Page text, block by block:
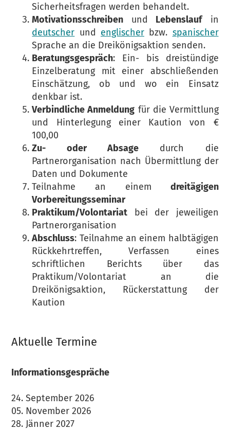
Sicherheitsfragen werden behandelt.
Motivationsschreiben und Lebenslaufin
deutscher und englischer bzw. spanischer
Sprache an die Dreikönigsaktion senden.
Beratungsgespräch: Ein- bis dreistündige
Einzelberatung mit einer abschließenden
Einschätzung, ob und wo ein Einsatz
denkbar ist.
Verbindliche Anmeldung für die Vermittlung
und Hinterlegung einer Kaution von €
100,00
Zu- oder Absage durch die
Partnerorganisation nach Übermittlung der
Daten und Dokumente
Teilnahme an einem dreitägigen
Vorbereitungsseminar
Praktikum/Volontariat bei der jeweiligen
Partnerorganisation
Abschluss: Teilnahme an einem halbtägigen
Rückkehrtreffen, Verfassen eines
schriftlichen Berichts über das
Praktikum/Volontariat an die
Dreikönigsaktion, Rückerstattung der
Kaution
Aktuelle Termine
Informationsgespräche
24. September 2026
05. November 2026
28. Jänner 2027